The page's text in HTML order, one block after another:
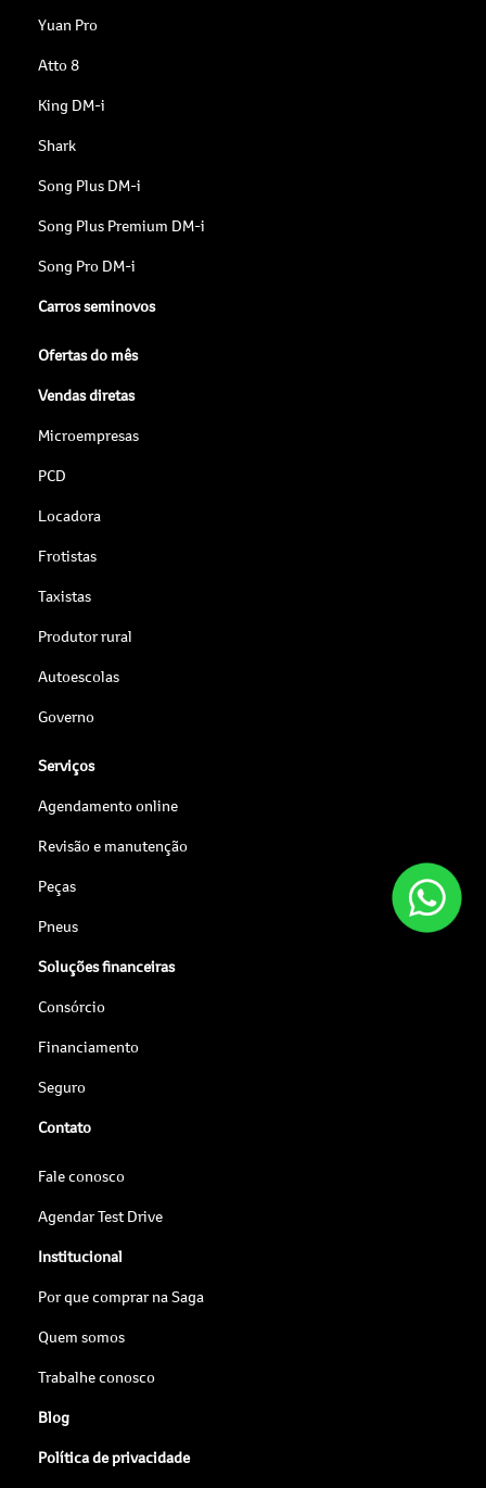
Yuan Pro
Atto 8
King DM-i
Shark
Song Plus DM-i
Song Plus Premium DM-i
Song Pro DM-i
Carros seminovos
Ofertas do mês
Vendas diretas
Microempresas
PCD
Locadora
Frotistas
Taxistas
Produtor rural
Autoescolas
Governo
Serviços
Agendamento online
Revisão e manutenção
Peças
Pneus
Soluções financeiras
Consórcio
Financiamento
Seguro
Contato
Fale conosco
Agendar Test Drive
Institucional
Por que comprar na Saga
Quem somos
Trabalhe conosco
Blog
Política de privacidade